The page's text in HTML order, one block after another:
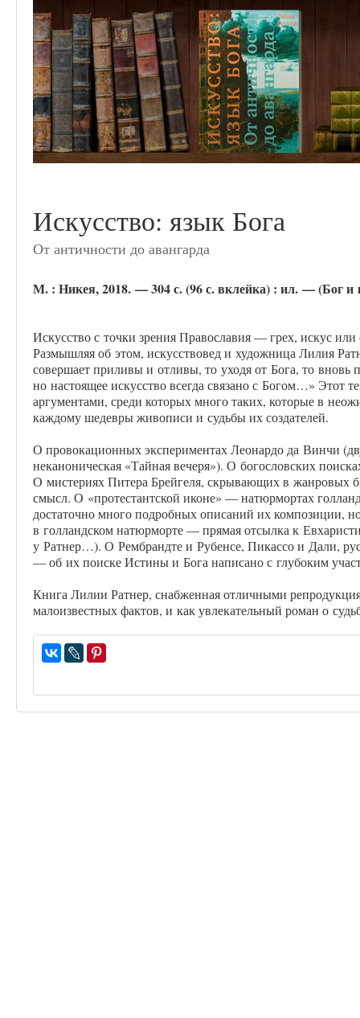
Искусство: язык Бога
От античности до авангарда
М. : Никея, 2018. — 304 с. (96 с. вклейка) : ил. — (Бог и
Искусство с точки зрения Православия — грех, искус
Размышляя об этом, искусствовед и художница Лилия
совершает приливы и отливы, то уходя от Бога, то вновь
но настоящее искусство всегда связано с Богом…» Этот
аргументами, среди которых много таких, которые в
каждому шедевры живописи и судьбы их создателей.
О провокационных экспериментах Леонардо да Винчи
неканоническая «Тайная вечеря»). О богословских
О мистериях Питера Брейгеля, скрывающих в жанровых
смысл. О «протестантской иконе» — натюрмортах
достаточно много подробных описаний их композиции,
в голландском натюрморте — прямая отсылка к
у Ратнер…). О Рембрандте и Рубенсе, Пикассо и Дали,
— об их поиске Истины и Бога написано с глубоким
Книга Лилии Ратнер, снабженная отличными
малоизвестных фактов, и как увлекательный роман о